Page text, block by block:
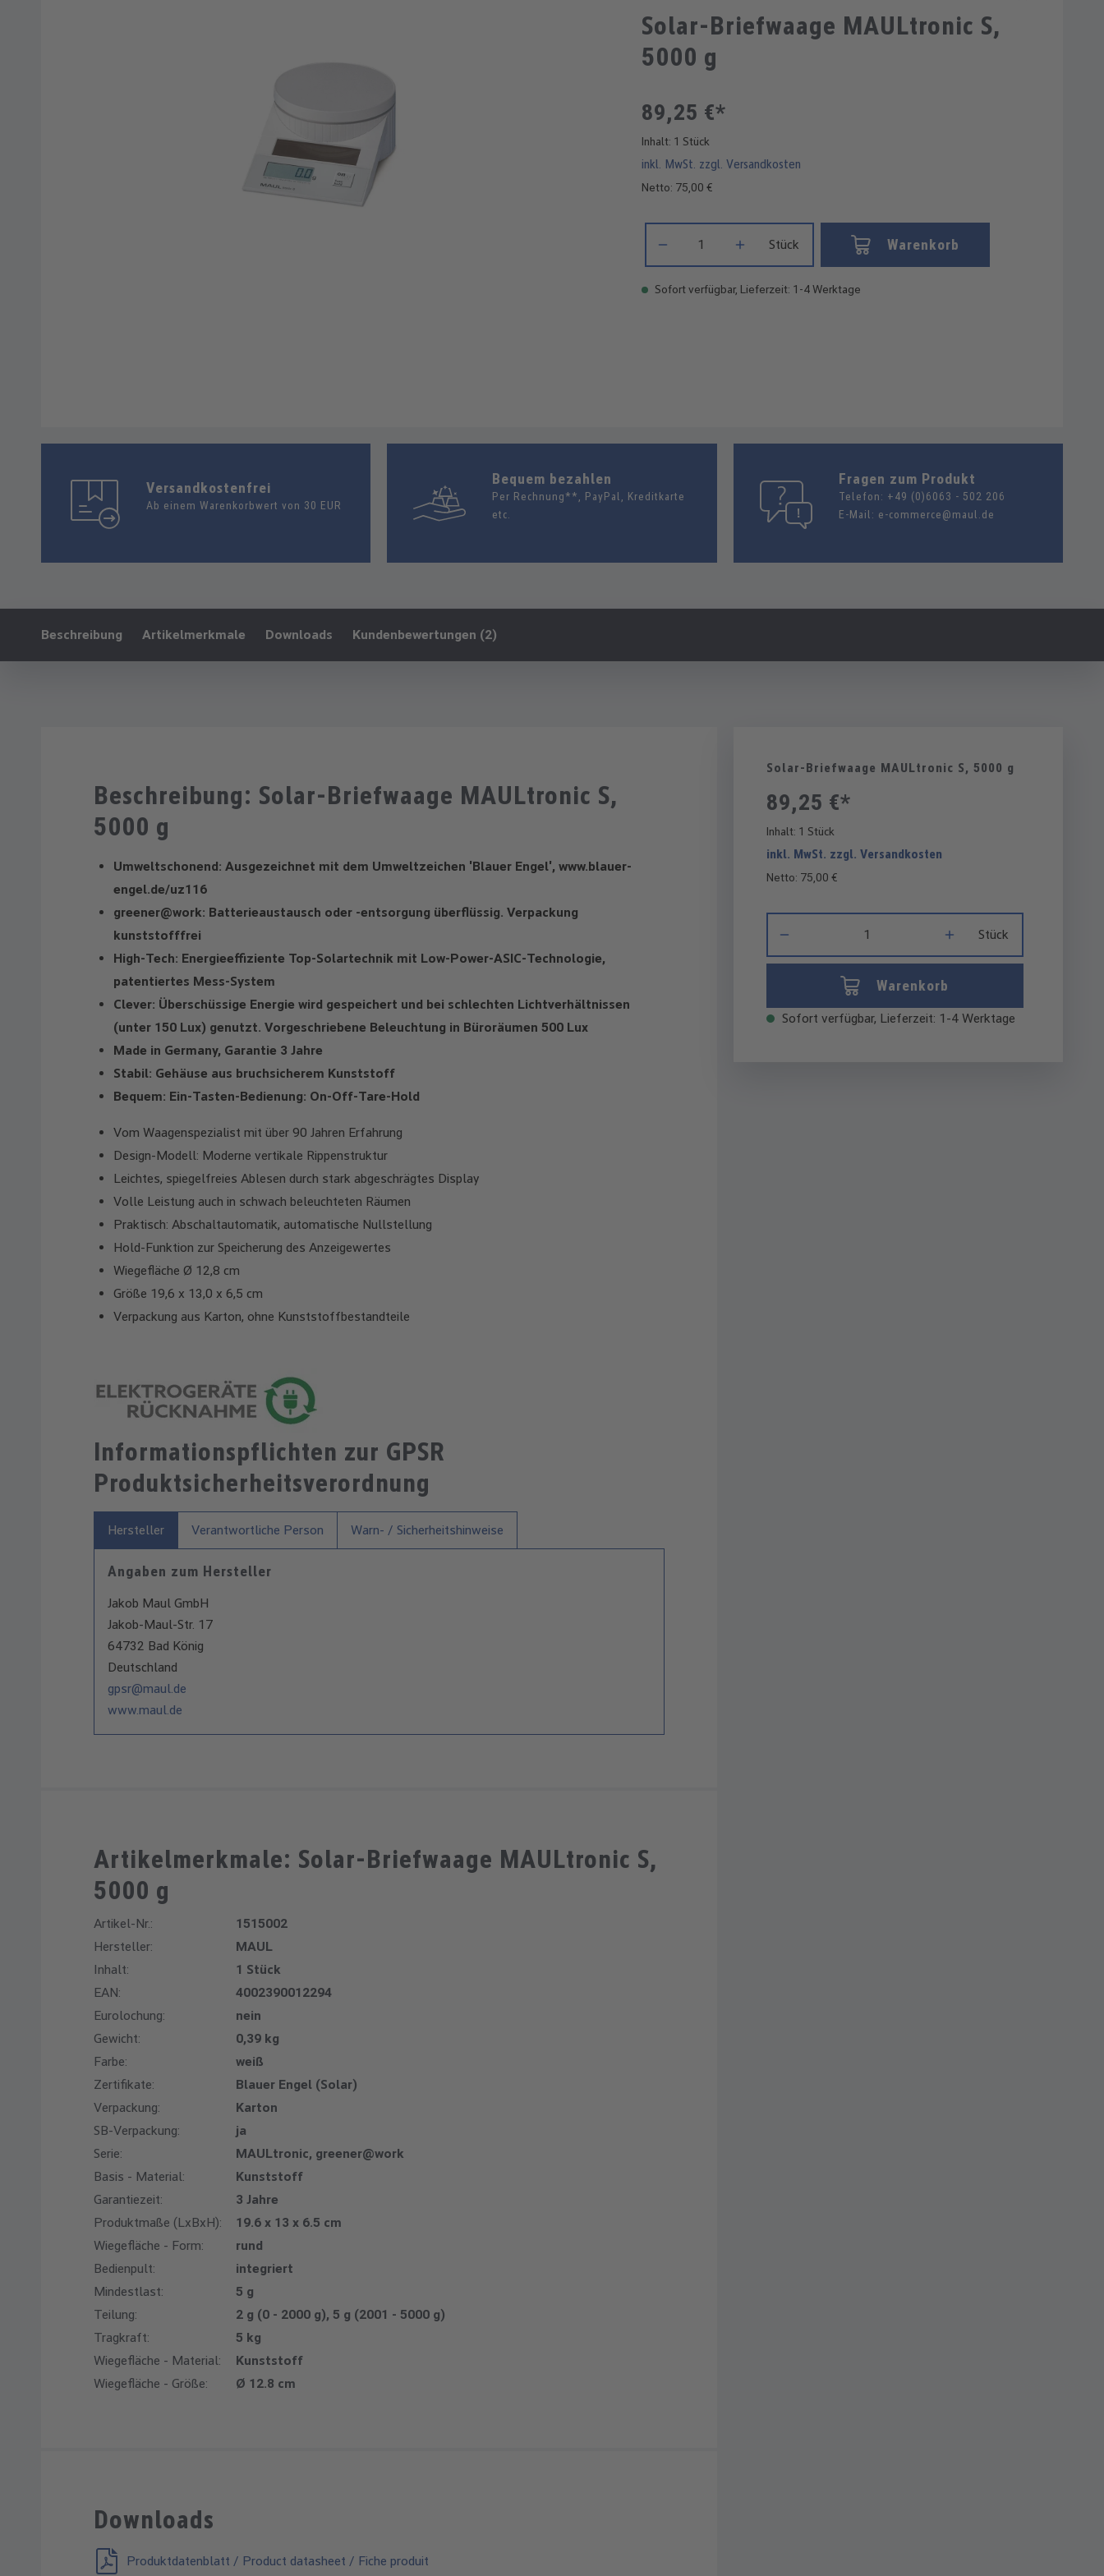
Solar-Briefwaage MAULtronic S,
5000 g
89,25 €*
Inhalt: 1 Stück
inkl. MwSt. zzgl. Versandkosten
Netto: 75,00 €
Stück Warenkorb
Sofort verfügbar, Lieferzeit: 1-4 Werktage
Versandkostenfrei
Ab einem Warenkorbwert von 30 EUR
Bequem bezahlen
Per Rechnung**, PayPal, Kreditkarte
etc.
Fragen zum Produkt
Telefon: +49 (0)6063 - 502 206
E-Mail: e-commerce@maul.de
Ankerlink:
Beschreibung Artikelmerkmale Downloads Kundenbewertungen (2)
Beschreibung: Solar-Briefwaage MAULtronic S,
5000 g
Umweltschonend: Ausgezeichnet mit dem Umweltzeichen 'Blauer Engel', www.blauer-
engel.de/uz116
greener@work: Batterieaustausch oder -entsorgung überflüssig. Verpackung
kunststofffrei
High-Tech: Energieeffiziente Top-Solartechnik mit Low-Power-ASIC-Technologie,
patentiertes Mess-System
Clever: Überschüssige Energie wird gespeichert und bei schlechten Lichtverhältnissen
(unter 150 Lux) genutzt. Vorgeschriebene Beleuchtung in Büroräumen 500 Lux
Made in Germany, Garantie 3 Jahre
Stabil: Gehäuse aus bruchsicherem Kunststoff
Bequem: Ein-Tasten-Bedienung: On-Off-Tare-Hold
Vom Waagenspezialist mit über 90 Jahren Erfahrung
Design-Modell: Moderne vertikale Rippenstruktur
Leichtes, spiegelfreies Ablesen durch stark abgeschrägtes Display
Volle Leistung auch in schwach beleuchteten Räumen
Praktisch: Abschaltautomatik, automatische Nullstellung
Hold-Funktion zur Speicherung des Anzeigewertes
Wiegefläche Ø 12,8 cm
Größe 19,6 x 13,0 x 6,5 cm
Verpackung aus Karton, ohne Kunststoffbestandteile
Informationspflichten zur GPSR
Produktsicherheitsverordnung
Hersteller Verantwortliche Person Warn- / Sicherheitshinweise
Angaben zum Hersteller
Jakob Maul GmbH
Jakob-Maul-Str. 17
64732 Bad König
Deutschland
gpsr@maul.de
www.maul.de
Artikelmerkmale: Solar-Briefwaage MAULtronic S,
5000 g
Artikel-Nr.:
1515002
Hersteller:
MAUL
Inhalt:
1 Stück
EAN:
4002390012294
Eurolochung:
nein
Gewicht:
0,39 kg
Farbe:
weiß
Zertifikate:
Blauer Engel (Solar)
Verpackung:
Karton
SB-Verpackung:
ja
Serie:
MAULtronic, greener@work
Basis - Material:
Kunststoff
Garantiezeit:
3 Jahre
Produktmaße (LxBxH):
19.6 x 13 x 6.5 cm
Wiegefläche - Form:
rund
Bedienpult:
integriert
Mindestlast:
5 g
Teilung:
2 g (0 - 2000 g), 5 g (2001 - 5000 g)
Tragkraft:
5 kg
Wiegefläche - Material:
Kunststoff
Wiegefläche - Größe:
Ø 12.8 cm
Downloads
Produktdatenblatt / Product datasheet / Fiche produit
Solar-Briefwaage MAULtronic S, 5000 g
89,25 €*
Inhalt: 1 Stück
inkl. MwSt. zzgl. Versandkosten
Netto: 75,00 €
Stück
Warenkorb
Sofort verfügbar, Lieferzeit: 1-4 Werktage